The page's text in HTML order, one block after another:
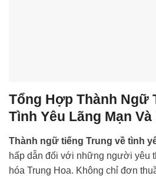
Tổng Hợp Thành Ngữ
Tình Yêu Lãng Mạn
Thành ngữ tiếng Trung về tình
hấp dẫn đối với những người yêu
hóa Trung Hoa. Không chỉ đơn